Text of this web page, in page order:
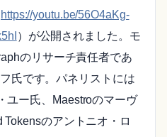
https://youtu.be/56O4aKg-
）が公開されました。モ
のリサーチ責任者であ
氏です。パネリストには
ユー氏、Maestroのマーヴ
のアントニオ・ロ